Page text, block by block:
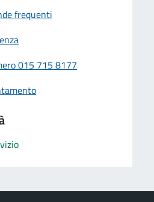
frequenti
015 715 8177